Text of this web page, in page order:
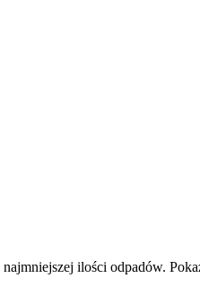
ilości odpadów.